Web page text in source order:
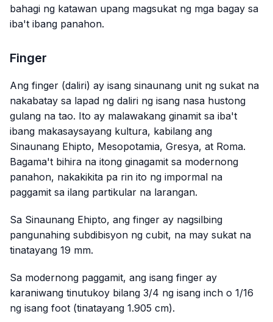
bahagi ng katawan upang magsukat ng mga bagay sa
iba't ibang panahon.
Finger
Ang finger (daliri) ay isang sinaunang unit ng sukat na
nakabatay sa lapad ng daliri ng isang nasa hustong
gulang na tao. Ito ay malawakang ginamit sa iba't
ibang makasaysayang kultura, kabilang ang
Sinaunang Ehipto, Mesopotamia, Gresya, at Roma.
Bagama't bihira na itong ginagamit sa modernong
panahon, nakakikita pa rin ito ng impormal na
paggamit sa ilang partikular na larangan.
Sa Sinaunang Ehipto, ang finger ay nagsilbing
pangunahing subdibisyon ng cubit, na may sukat na
tinatayang 19 mm.
Sa modernong paggamit, ang isang finger ay
karaniwang tinutukoy bilang 3/4 ng isang inch o 1/16
ng isang foot (tinatayang 1.905 cm).